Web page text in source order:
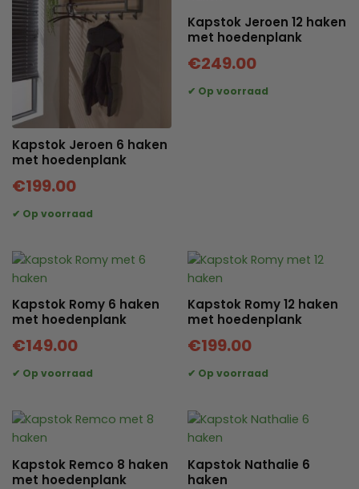
Kapstok Jeroen 6 haken
met hoedenplank
€199.00
Kapstok Jeroen 12 haken
met hoedenplank
€249.00
Kapstok Romy 6 haken
met hoedenplank
€149.00
Kapstok Romy 12 haken
met hoedenplank
€199.00
Kapstok Remco 8 haken
met hoedenplank
Kapstok Nathalie 6
haken